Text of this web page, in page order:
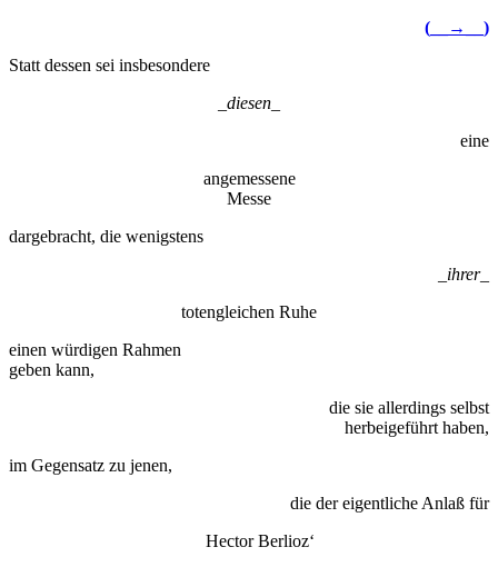
(__→__)
Statt dessen sei insbesondere
diesen
eine
angemessene
Messe
dargebracht, die wenigstens
ihrer_
totengleichen Ruhe
einen würdigen Rahmen
geben kann,
die sie allerdings selbst
herbeigeführt haben,
im Gegensatz zu jenen,
die der eigentliche Anlaß für
Hector Berlioz‘